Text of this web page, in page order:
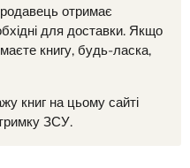
отримає
для доставки. Якщо
книгу, будь-ласка,
книг на цьому сайті
ЗСУ.